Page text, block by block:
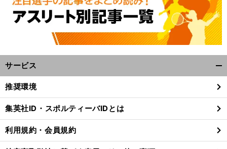
23
前
サービス
閉
る
推奨環境
集英社ID・スポルティーバIDとは
利用規約・会員規約